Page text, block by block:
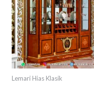
Lemari Hias Klasik